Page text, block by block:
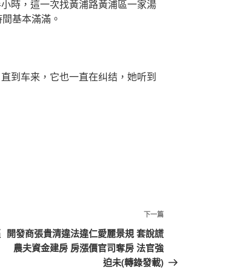
時，這一次找黃浦路黃浦區一家湯
基本滿滿。
到车来，它也一直在纠结，她听到
下
一
篇
文
下一篇
開發商張貴清違法違仁愛麗景規 套說謊
農夫資金建房 房漲價官司奪房 法官強
迫未(轉錄發載)